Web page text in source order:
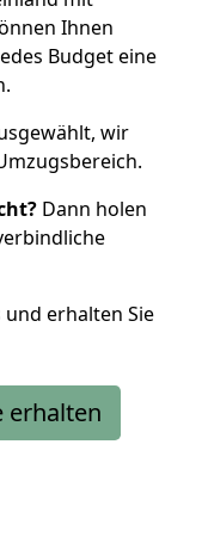
Ihnen
Budget eine
wir
Dann holen
und erhalten Sie
erhalten